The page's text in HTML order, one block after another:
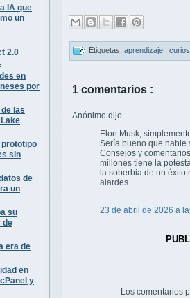
IA que
un
2.0
en
por
las
sin
de
un
su
de
era de
en
y
Etiquetas: aprendizaje
1 comentarios :
Anónimo dijo...
Elon Musk,
Sería bueno que hable
Consejos y
millones tiene la
la soberbia de un éxito
alardes.
23 de abril de 2026 a
Los comentarios